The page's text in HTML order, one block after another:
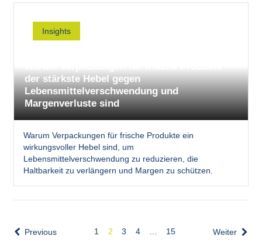
Insights
der stärkste Hebel gegen
Lebensmittelverschwendung und
Margenverluste sind
Warum Verpackungen für frische Produkte ein
wirkungsvoller Hebel sind, um
Lebensmittelverschwendung zu reduzieren, die
Haltbarkeit zu verlängern und Margen zu schützen.
Previous 1 2 3 4 … 15 Weiter